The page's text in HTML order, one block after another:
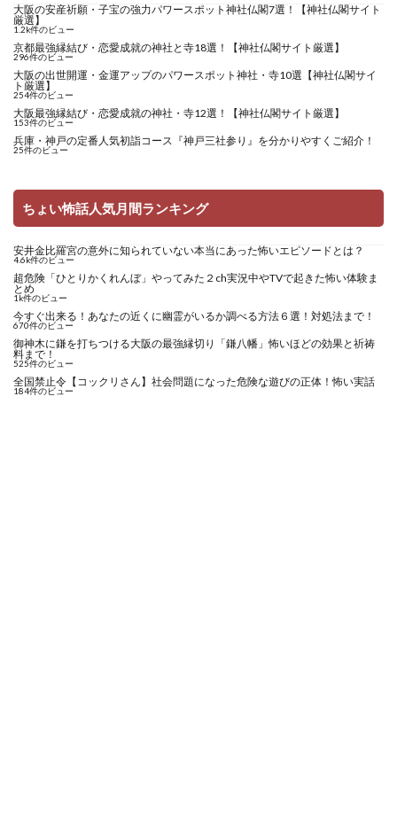
大阪の安産祈願・子宝の強力パワースポット神社仏閣7選！【神社仏閣サイト
厳選】
1.2k件のビュー
京都最強縁結び・恋愛成就の神社と寺18選！【神社仏閣サイト厳選】
296件のビュー
大阪の出世開運・金運アップのパワースポット神社・寺10選【神社仏閣サイ
ト厳選】
254件のビュー
大阪最強縁結び・恋愛成就の神社・寺12選！【神社仏閣サイト厳選】
153件のビュー
兵庫・神戸の定番人気初詣コース『神戸三社参り』を分かりやすくご紹介！
25件のビュー
ちょい怖話人気月間ランキング
安井金比羅宮の意外に知られていない本当にあった怖いエピソードとは？
4.6k件のビュー
超危険「ひとりかくれんぼ」やってみた２ch実況中やTVで起きた怖い体験ま
とめ
1k件のビュー
今すぐ出来る！あなたの近くに幽霊がいるか調べる方法６選！対処法まで！
670件のビュー
御神木に鎌を打ちつける大阪の最強縁切り「鎌八幡」怖いほどの効果と祈祷
料まで！
525件のビュー
全国禁止令【コックリさん】社会問題になった危険な遊びの正体！怖い実話
184件のビュー